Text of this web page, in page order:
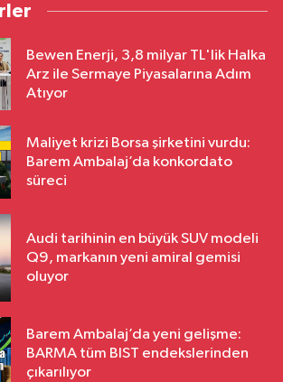
Bewen Enerji, 3,8 milyar TL'lik Halka
Arz ile Sermaye Piyasalarına Adım
Atıyor
Maliyet krizi Borsa şirketini vurdu:
Barem Ambalaj’da konkordato
süreci
Audi tarihinin en büyük SUV modeli
Q9, markanın yeni amiral gemisi
oluyor
Barem Ambalaj’da yeni gelişme:
BARMA tüm BIST endekslerinden
çıkarılıyor